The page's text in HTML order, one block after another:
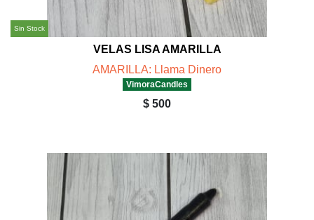
Sin Stock
VELAS LISA AMARILLA
AMARILLA: Llama Dinero
VimoraCandles
$ 500